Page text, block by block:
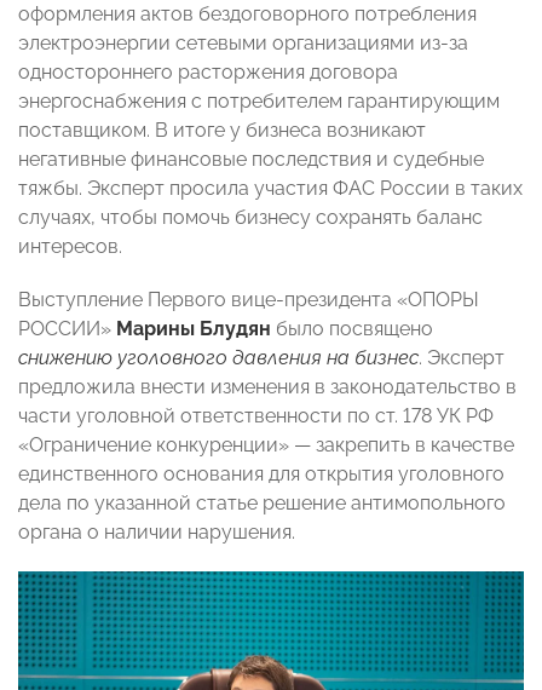
оформления актов бездоговорного потребления
электроэнергии сетевыми организациями из-за
одностороннего расторжения договора
энергоснабжения с потребителем гарантирующим
поставщиком. В итоге у бизнеса возникают
негативные финансовые последствия и судебные
тяжбы. Эксперт просила участия ФАС России в таких
случаях, чтобы помочь бизнесу сохранять баланс
интересов.
Выступление Первого вице-президента «ОПОРЫ
РОССИИ» Марины Блудян было посвящено
снижению уголовного давления на бизнес. Эксперт
предложила внести изменения в законодательство в
части уголовной ответственности по ст. 178 УК РФ
«Ограничение конкуренции» — закрепить в качестве
единственного основания для открытия уголовного
дела по указанной статье решение антимопольного
органа о наличии нарушения.